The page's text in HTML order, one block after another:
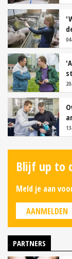
Blijf up to
Meld je aan
AANMELDEN
PARTNERS